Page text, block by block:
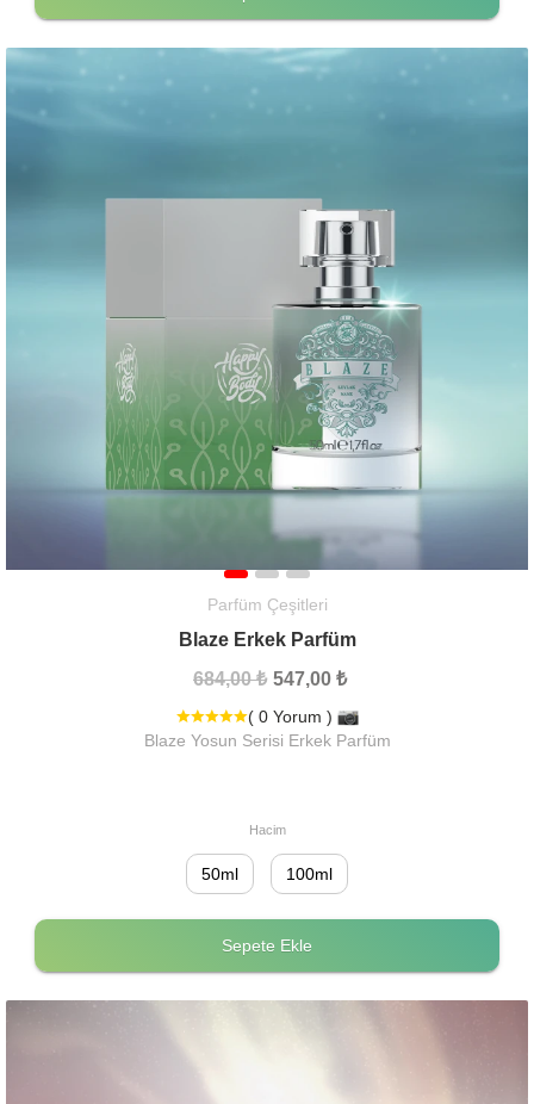
Parfüm Çeşitleri
Blaze Erkek Parfüm
684,00 ₺ 547,00 ₺
( 0 Yorum )
Blaze Yosun Serisi Erkek Parfüm
Hacim
50ml 100ml
Sepete Ekle